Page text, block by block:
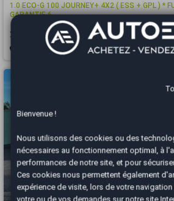
1.0 ECO-G 100 JOURNEY+ 4X2 ( ESS + GPL ) *
GARANTIE 6...
2023 37181 km GPL Manuelle
Sète - 34770
Bienvenue !
Nous utilisons des cookies ou des
nécessaires au fonctionnement optimal, à
performances de notre site, et pour
Ces cookies nous permettent également
expérience de visite, lors de votre
votre ou de vos demandes sur notre site